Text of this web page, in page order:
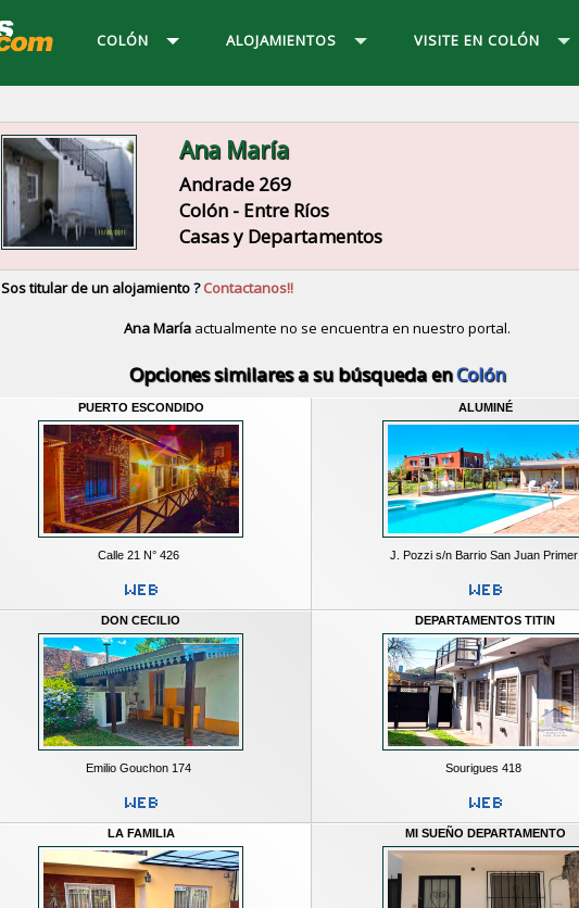
COLÓN ALOJAMIENTOS VISITE EN COLÓN
Ana María
Andrade 269
Colón - Entre Ríos
Casas y Departamentos
Sos titular de un alojamiento ?Contactanos!!
Ana María actualmente no se encuentra en nuestro portal.
Opciones similares a su búsqueda enColón
PUERTO ESCONDIDO
Calle 21 N° 426
ALUMINÉ
J. Pozzi s/n Barrio San Juan Primer
DON CECILIO
Emilio Gouchon 174
DEPARTAMENTOS TITIN
Sourigues 418
LA FAMILIA MI SUEÑO DEPARTAMENTO